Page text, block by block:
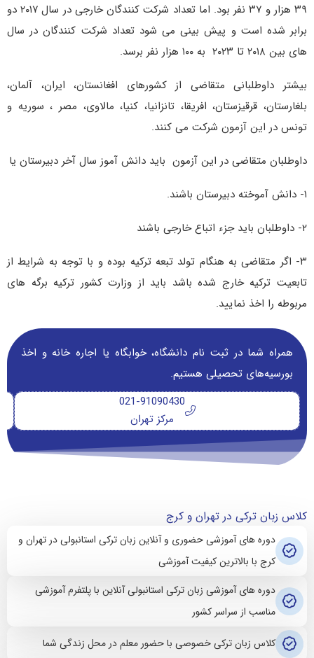
۳۹ هزار و ۳۷ نفر بود. اما تعداد شرکت کنندگان خارجی در سال ۲۰۱۷ دو
برابر شده است و پیش بینی می شود تعداد شرکت کنندگان در سال
های بین ۲۰۱۸ تا ۲۰۲۳ به ۱۰۰ هزار نفر برسد.
بیشتر داوطلبانی متقاضی از کشورهای افغانستان، ایران، آلمان،
بلغارستان، قرقیزستان، افریقا، تانزانیا، کنیا، مالاوی، مصر ، سوریه و
تونس در این آزمون شرکت می کنند.
داوطلبان متقاضی در این آزمون باید دانش آموز سال آخر دبیرستان یا
۱- دانش آموخته دبیرستان باشند.
۲- داوطلبان باید جزء اتباع خارجی باشند
۳- اگر متقاضی به هنگام تولد تبعه ترکیه بوده و با توجه به شرایط از
تابعیت ترکیه خارج شده باشد باید از وزارت کشور ترکیه برگه های
مربوطه را اخذ نمایید.
همراه شما در ثبت نام دانشگاه‌، خوابگاه یا اجاره خانه و اخذ
بورسیه‌های تحصیلی هستیم.
021-91090430
مرکز تهران
کلاس زبان ترکی در تهران و کرج
دوره های آموزشی حضوری و آنلاین زبان ترکی استانبولی در تهران و
کرج با بالاترین کیفیت آموزشی
دوره های آموزشی زبان ترکی استانبولی آنلاین با پلتفرم آموزشی
مناسب از سراسر کشور
کلاس زبان ترکی خصوصی با حضور معلم در محل زندگی شما